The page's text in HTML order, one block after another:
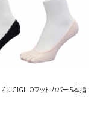
：GIGLIOフットカバー5本指